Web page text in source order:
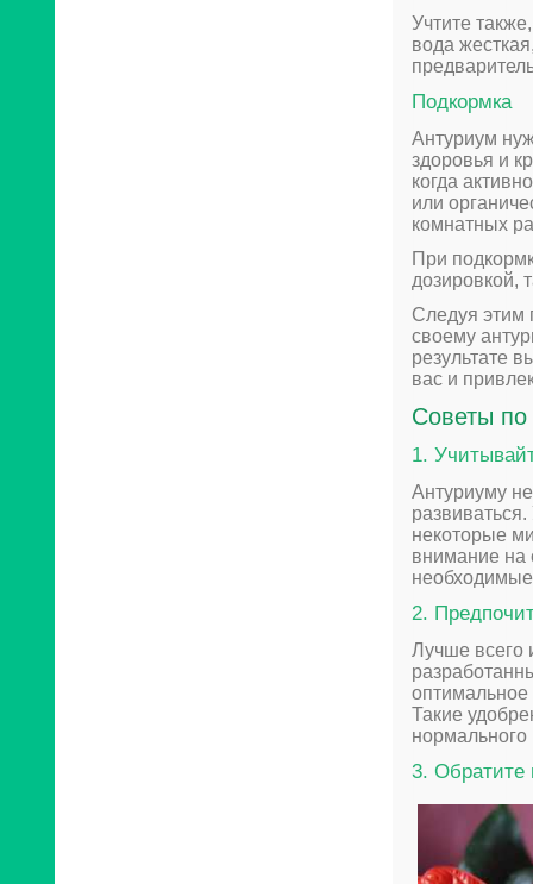
Учтите
вода
Подкормка
Антуриум
здоровья и
когда
или
комнатных
При
дозировкой,
Следуя этим
своему
результате
вас и
Советы по
1.
Антуриуму
некоторые
внимание на
2.
Лучше всего
Такие
нормального
3. Обратите